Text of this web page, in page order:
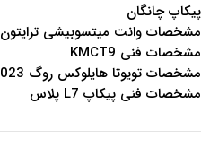
پیکاپ چانگان
مشخصات وانت میتسوبیشی ترایتون
مشخصات فنی KMCT9
مشخصات تویوتا هایلوکس روگ 2023
مشخصات فنی پیکاپ L7 پلاس